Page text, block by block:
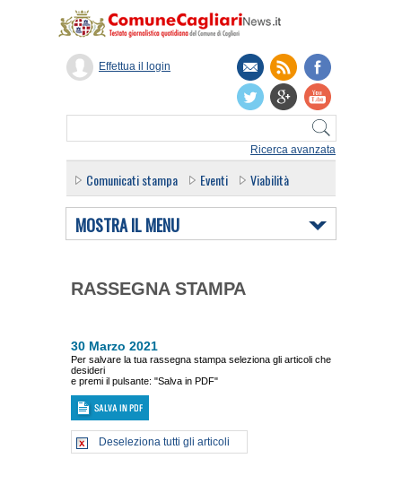
Ricerca avanzata
Effettua il login
Comunicati stampa Eventi Viabilità
MOSTRA IL MENU
RASSEGNA STAMPA
30 Marzo 2021
Per salvare la tua rassegna stampa seleziona gli articoli che
desideri
e premi il pulsante: "Salva in PDF"
Deseleziona tutti gli articoli